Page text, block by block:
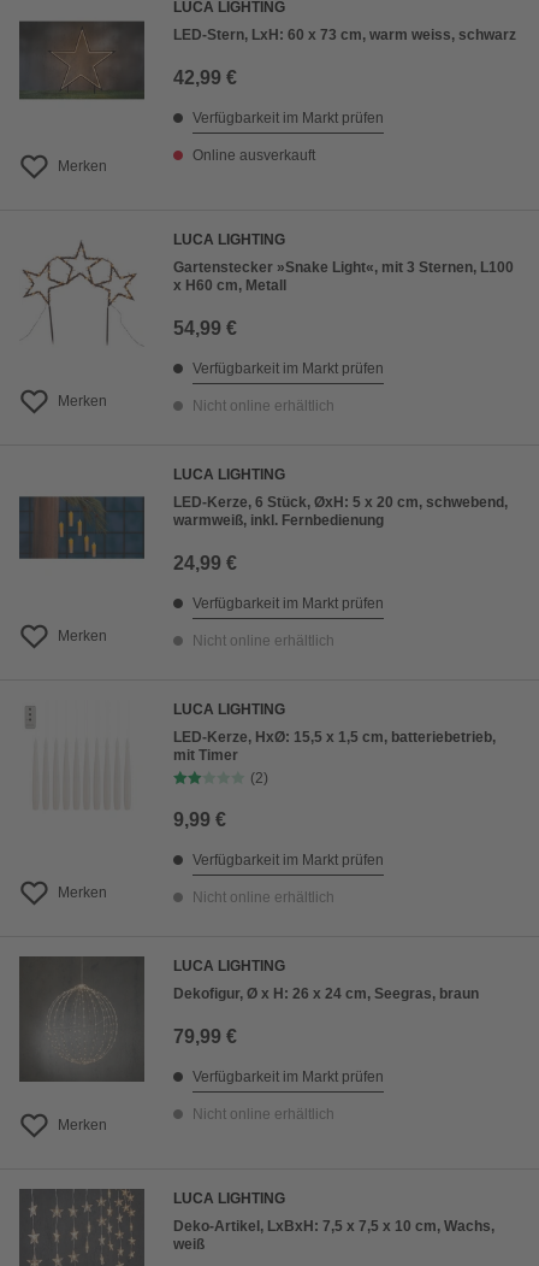
Merken
LUCA LIGHTING
LED-Stern, LxH: 60 x 73 cm, warm weiss, schwarz
42,99 €
Verfügbarkeit im Markt prüfen
Online ausverkauft
Merken
LUCA LIGHTING
Gartenstecker »Snake Light«, mit 3 Sternen, L100
x H60 cm, Metall
54,99 €
Verfügbarkeit im Markt prüfen
Nicht online erhältlich
Merken
LUCA LIGHTING
LED-Kerze, 6 Stück, ØxH: 5 x 20 cm, schwebend,
warmweiß, inkl. Fernbedienung
24,99 €
Verfügbarkeit im Markt prüfen
Nicht online erhältlich
Merken
LUCA LIGHTING
LED-Kerze, HxØ: 15,5 x 1,5 cm, batteriebetrieb,
mit Timer
(2)
9,99 €
Verfügbarkeit im Markt prüfen
Nicht online erhältlich
Merken
LUCA LIGHTING
Dekofigur, Ø x H: 26 x 24 cm, Seegras, braun
79,99 €
Verfügbarkeit im Markt prüfen
Nicht online erhältlich
LUCA LIGHTING
Deko-Artikel, LxBxH: 7,5 x 7,5 x 10 cm, Wachs,
weiß